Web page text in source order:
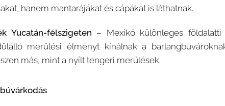
hanem mantarájákat és cápákat is láthatnak.
Yucatán-félszigeten – Mexikó különleges
merülési élményt kínálnak a
más, mint a nyílt tengeri merülések.